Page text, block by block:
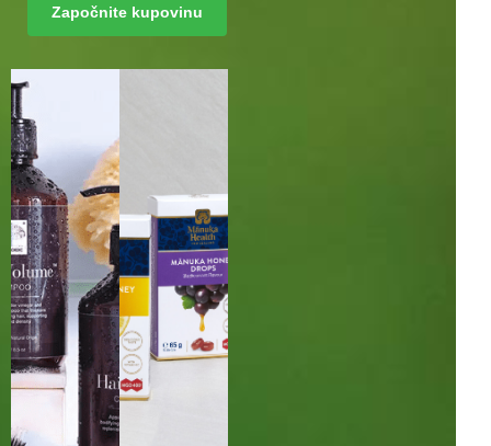
Započnite kupovinu